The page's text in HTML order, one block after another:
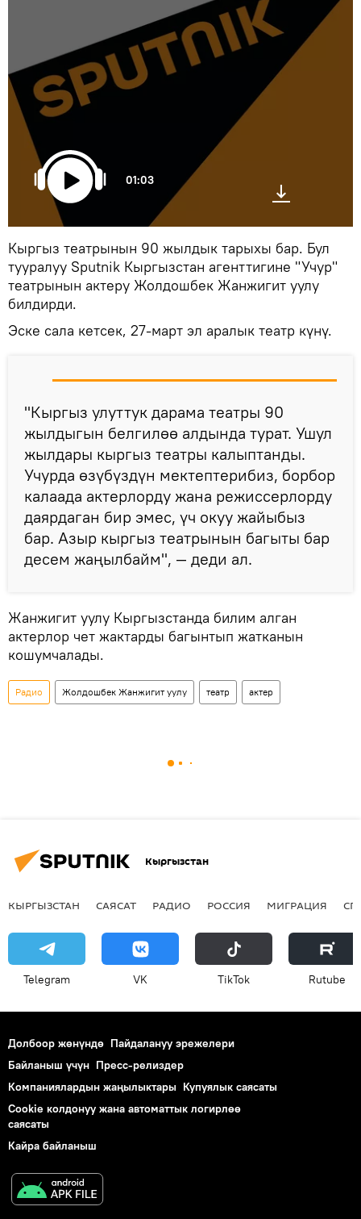
01:03
Кыргыз театрынын 90 жылдык тарыхы бар. Бул
тууралуу Sputnik Кыргызстан агенттигине "Учур"
театрынын актеру Жолдошбек Жанжигит уулу
билдирди.
Эске сала кетсек, 27-март эл аралык театр күнү.
"Кыргыз улуттук дарама театры 90
жылдыгын белгилөө алдында турат. Ушул
жылдары кыргыз театры калыптанды.
Учурда өзүбүздүн мектептерибиз, борбор
калаада актерлорду жана режиссерлорду
даярдаган бир эмес, үч окуу жайыбыз
бар. Азыр кыргыз театрынын багыты бар
десем жаңылбайм", — деди ал.
Жанжигит уулу Кыргызстанда билим алган
актерлор чет жактарды багынтып жатканын
кошумчалады.
Радио Жолдошбек Жанжигит уулу театр актер
Кыргызстан
КЫРГЫЗСТАН САЯСАТ РАДИО РОССИЯ МИГРАЦИЯ
Telegram VK ТikТоk Rutube
Долбоор жөнүндө Пайдалануу эрежелери
Байланыш үчүн Пресс-релиздер
Компаниялардын жаңылыктары Купуялык саясаты
Cookie колдонуу жана автоматтык логирлөө
саясаты
Кайра байланыш